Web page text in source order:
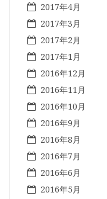
2017年4月
2017年3月
2017年2月
2017年1月
2016年12月
2016年11月
2016年10月
2016年9月
2016年8月
2016年7月
2016年6月
2016年5月